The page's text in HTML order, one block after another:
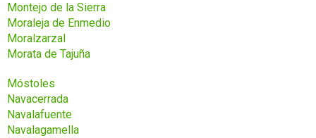
Montejo de la Sierra
Moraleja de Enmedio
Moralzarzal
Morata de Tajuña
Móstoles
Navacerrada
Navalafuente
Navalagamella